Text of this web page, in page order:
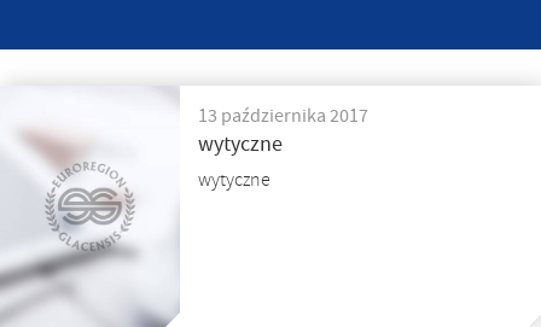
13 października 2017
wytyczne
wytyczne